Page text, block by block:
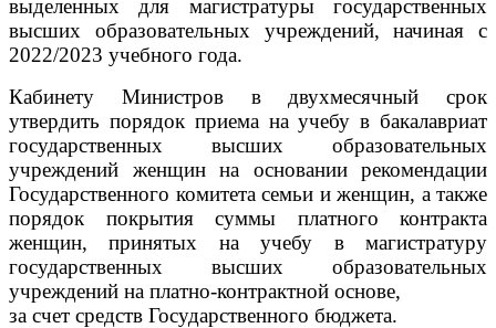
выделенных для магистратуры государственных
высших образовательных учреждений, начиная с
2022/2023 учебного года.
Кабинету Министров в двухмесячный срок
утвердить порядок приема на учебу в бакалавриат
государственных высших образовательных
учреждений женщин на основании рекомендации
Государственного комитета семьи и женщин, а также
порядок покрытия суммы платного контракта
женщин, принятых на учебу в магистратуру
государственных высших образовательных
учреждений на платно-контрактной основе,
за счет средств Государственного бюджета.